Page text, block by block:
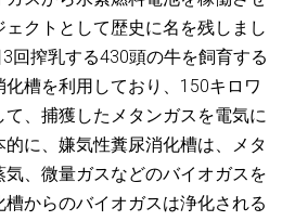
クトとして歴史に名を残しまし
回搾乳する430頭の牛を飼育する
槽を利用しており、150キロワ
て、捕獲したメタンガスを電気に
に、嫌気性糞尿消化槽は、メタ
気、微量ガスなどのバイオガスを
からのバイオガスは浄化される